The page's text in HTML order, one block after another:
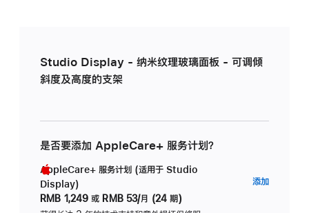
Studio Display - 纳米纹理玻璃面板 - 可调倾
斜度及高度的支架
是否要添加 AppleCare+ 服务计划？
AppleCare+ 服务计划 (适用于 Studio
Display)
RMB 1,249 或 RMB 53/月 (24 期)
添加